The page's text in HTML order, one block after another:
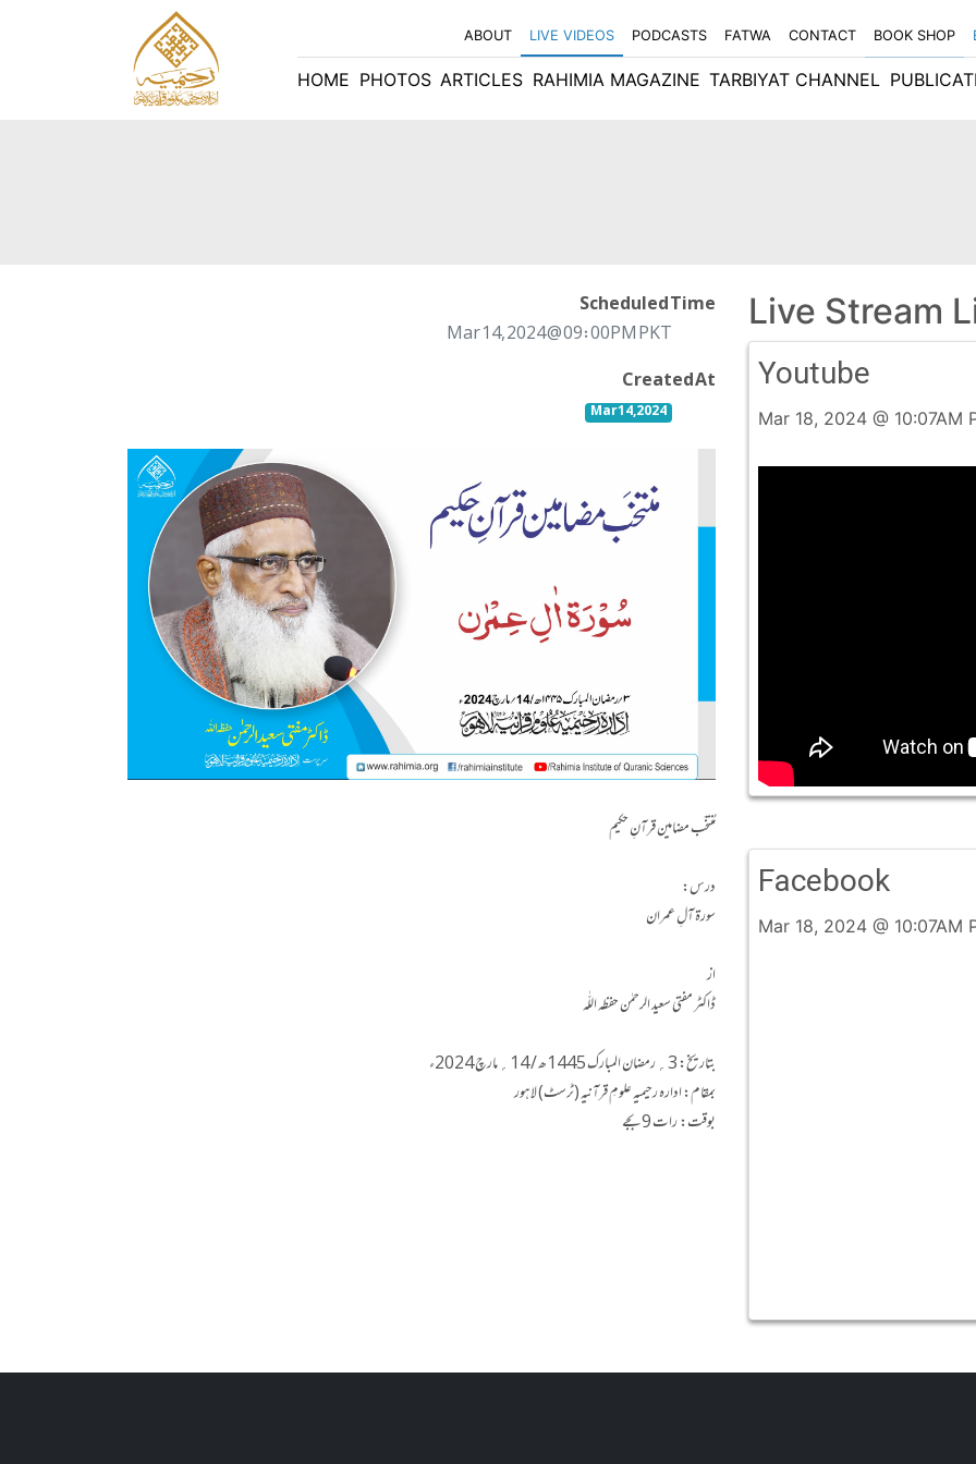
ABOUT LIVE VIDEOS PODCASTS FATWA CONTACT BOOK SHOP
HOME PHOTOS ARTICLES RAHIMIA MAGAZINE TARBIYAT CHANNEL
Scheduled Time
Mar 14, 2024 @ 09:00PM PKT
Created At
Mar 14, 2024
مُنتخَب مضامین قرآنِ حکیم
درس:
سورۃ آلِ عمران
از
ڈاکٹر مفتی سعید الرحمٰن حفظه اللّٰه
بتاریخ: 3؍ رمضان المبارک 1445ھ / 14؍ مارچ 2024ء
بمقام: ادارہ رحیمیہ علومِ قرآنیہ (ٹرسٹ) لاہور
بوقت: رات 9 بجے
Live Stream
Youtube
Mar 18, 2024 @ 10:07AM
Facebook
Mar 18, 2024 @ 10:07AM